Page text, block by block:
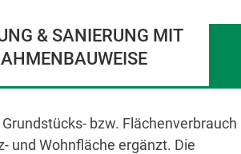
& SANIERUNG MIT
bzw. Flächenverbrauch
und Wohnfläche ergänzt. Die